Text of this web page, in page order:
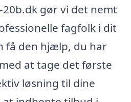
gør vi det nemt
fagfolk i dit
få den hjælp, du har
at tage det første
løsning til dine